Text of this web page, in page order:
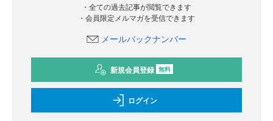
・全ての過去記事が閲覧できます
・会員限定メルマガを受信できます
メールバックナンバー
新規会員登録 無料
ログイン